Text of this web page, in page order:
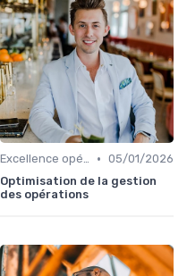
Excellence opérationnelle • 05/01/2026
Optimisation de la gestion
des opérations